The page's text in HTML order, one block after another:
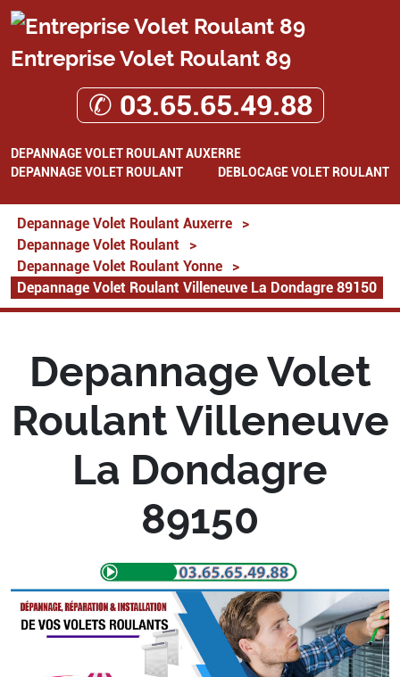
Entreprise Volet Roulant 89
✆ 03.65.65.49.88
DEPANNAGE VOLET ROULANT AUXERRE
DEPANNAGE VOLET ROULANT
DEBLOCAGE VOLET ROULANT
Depannage Volet Roulant Auxerre
>
Depannage Volet Roulant
>
Depannage Volet Roulant Yonne
>
Depannage Volet Roulant Villeneuve La Dondagre 89150
Depannage Volet
Roulant Villeneuve
La Dondagre
89150